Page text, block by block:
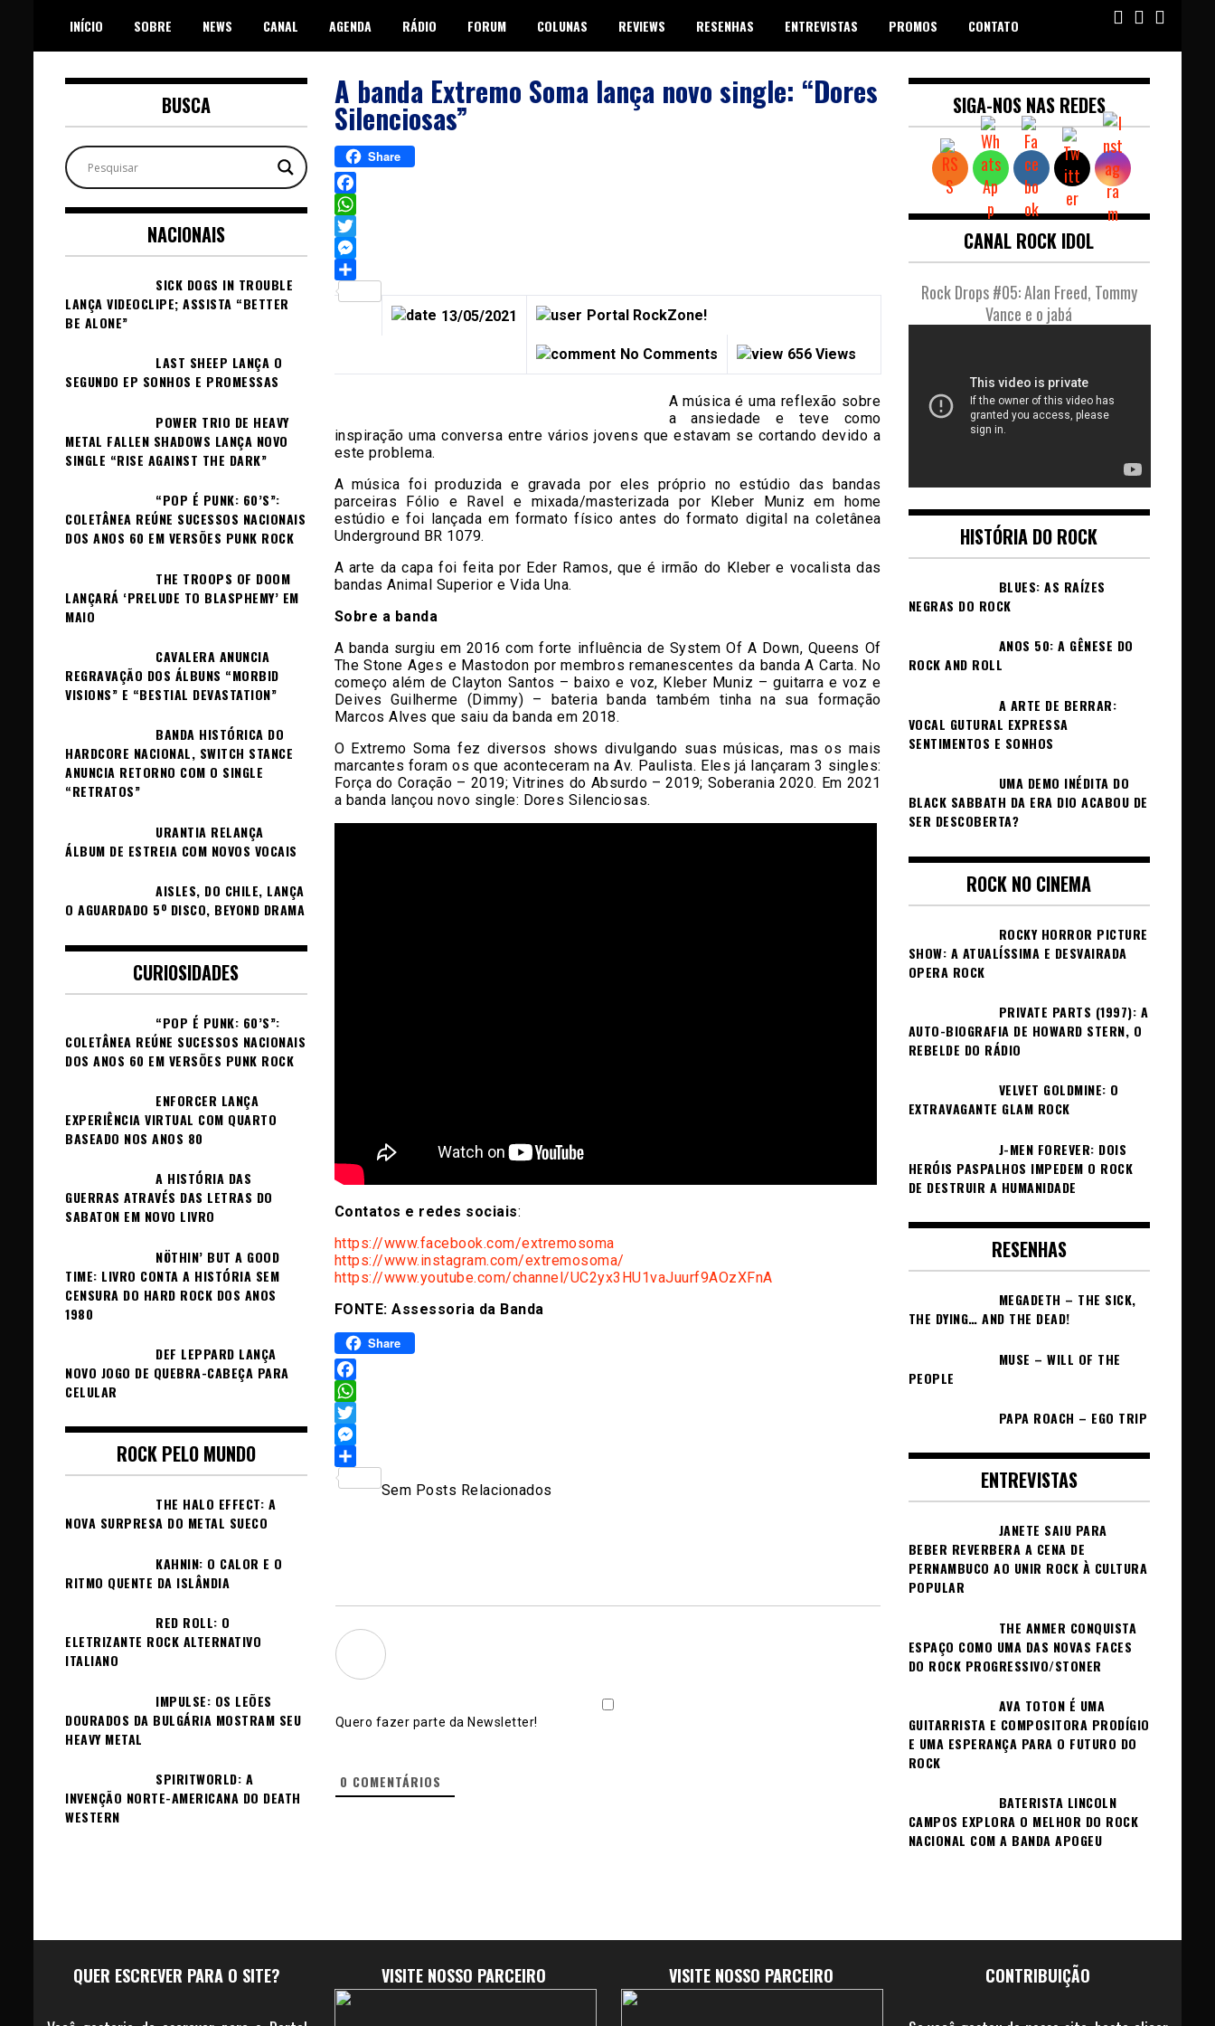
content
INÍCIO SOBRE NEWS CANAL AGENDA RÁDIO FORUM COLUNAS REVIEWS RESENHAS ENTREVISTAS PROMOS CONTATO
A banda Extremo Soma lança novo single: “Dores
Silenciosas”
Share
Facebook
WhatsApp
Twitter
Messenger
Share
13/05/2021 Portal RockZone!
No Comments 656 Views
A música é uma reflexão sobre
a ansiedade e teve como
inspiração uma conversa entre vários jovens que estavam se cortando devido a
este problema.
A música foi produzida e gravada por eles próprio no estúdio das bandas
parceiras Fólio e Ravel e mixada/masterizada por Kleber Muniz em home
estúdio e foi lançada em formato físico antes do formato digital na coletânea
Underground BR 1079.
A arte da capa foi feita por Eder Ramos, que é irmão do Kleber e vocalista das
bandas Animal Superior e Vida Una.
Sobre a banda
A banda surgiu em 2016 com forte influência de System Of A Down, Queens Of
The Stone Ages e Mastodon por membros remanescentes da banda A Carta. No
começo além de Clayton Santos – baixo e voz, Kleber Muniz – guitarra e voz e
Deives Guilherme (Dimmy) – bateria banda também tinha na sua formação
Marcos Alves que saiu da banda em 2018.
O Extremo Soma fez diversos shows divulgando suas músicas, mas os mais
marcantes foram os que aconteceram na Av. Paulista. Eles já lançaram 3 singles:
Força do Coração – 2019; Vitrines do Absurdo – 2019; Soberania 2020. Em 2021
a banda lançou novo single: Dores Silenciosas.
Contatos e redes sociais:
https://www.facebook.com/extremosoma
https://www.instagram.com/extremosoma/
https://www.youtube.com/channel/UC2yx3HU1vaJuurf9AOzXFnA
FONTE: Assessoria da Banda
Share
Facebook
WhatsApp
Twitter
Messenger
Sem Posts Relacionados
Quero fazer parte da Newsletter!
0 COMENTÁRIOS
BUSCA
NACIONAIS
SICK DOGS IN TROUBLE
LANÇA VIDEOCLIPE; ASSISTA “BETTER
BE ALONE”
LAST SHEEP LANÇA O
SEGUNDO EP SONHOS E PROMESSAS
POWER TRIO DE HEAVY
METAL FALLEN SHADOWS LANÇA NOVO
SINGLE “RISE AGAINST THE DARK”
“POP É PUNK: 60’S”:
COLETÂNEA REÚNE SUCESSOS NACIONAIS
DOS ANOS 60 EM VERSÕES PUNK ROCK
THE TROOPS OF DOOM
LANÇARÁ ‘PRELUDE TO BLASPHEMY’ EM
MAIO
CAVALERA ANUNCIA
REGRAVAÇÃO DOS ÁLBUNS “MORBID
VISIONS” E “BESTIAL DEVASTATION”
BANDA HISTÓRICA DO
HARDCORE NACIONAL, SWITCH STANCE
ANUNCIA RETORNO COM O SINGLE
“RETRATOS”
URANTIA RELANÇA
ÁLBUM DE ESTREIA COM NOVOS VOCAIS
AISLES, DO CHILE, LANÇA
O AGUARDADO 5º DISCO, BEYOND DRAMA
CURIOSIDADES
“POP É PUNK: 60’S”:
COLETÂNEA REÚNE SUCESSOS NACIONAIS
DOS ANOS 60 EM VERSÕES PUNK ROCK
ENFORCER LANÇA
EXPERIÊNCIA VIRTUAL COM QUARTO
BASEADO NOS ANOS 80
A HISTÓRIA DAS
GUERRAS ATRAVÉS DAS LETRAS DO
SABATON EM NOVO LIVRO
NÖTHIN’ BUT A GOOD
TIME: LIVRO CONTA A HISTÓRIA SEM
CENSURA DO HARD ROCK DOS ANOS
1980
DEF LEPPARD LANÇA
NOVO JOGO DE QUEBRA-CABEÇA PARA
CELULAR
ROCK PELO MUNDO
THE HALO EFFECT: A
NOVA SURPRESA DO METAL SUECO
KAHNIN: O CALOR E O
RITMO QUENTE DA ISLÂNDIA
RED ROLL: O
ELETRIZANTE ROCK ALTERNATIVO
ITALIANO
IMPULSE: OS LEÕES
DOURADOS DA BULGÁRIA MOSTRAM SEU
HEAVY METAL
SPIRITWORLD: A
INVENÇÃO NORTE-AMERICANA DO DEATH
WESTERN
SIGA-NOS NAS REDES
CANAL ROCK IDOL
Rock Drops #05: Alan Freed, Tommy
Vance e o jabá
HISTÓRIA DO ROCK
BLUES: AS RAÍZES
NEGRAS DO ROCK
ANOS 50: A GÊNESE DO
ROCK AND ROLL
A ARTE DE BERRAR:
VOCAL GUTURAL EXPRESSA
SENTIMENTOS E SONHOS
UMA DEMO INÉDITA DO
BLACK SABBATH DA ERA DIO ACABOU DE
SER DESCOBERTA?
ROCK NO CINEMA
ROCKY HORROR PICTURE
SHOW: A ATUALÍSSIMA E DESVAIRADA
OPERA ROCK
PRIVATE PARTS (1997): A
AUTO-BIOGRAFIA DE HOWARD STERN, O
REBELDE DO RÁDIO
VELVET GOLDMINE: O
EXTRAVAGANTE GLAM ROCK
J-MEN FOREVER: DOIS
HERÓIS PASPALHOS IMPEDEM O ROCK
DE DESTRUIR A HUMANIDADE
RESENHAS
MEGADETH – THE SICK,
THE DYING… AND THE DEAD!
MUSE – WILL OF THE
PEOPLE
PAPA ROACH – EGO TRIP
ENTREVISTAS
JANETE SAIU PARA
BEBER REVERBERA A CENA DE
PERNAMBUCO AO UNIR ROCK À CULTURA
POPULAR
THE ANMER CONQUISTA
ESPAÇO COMO UMA DAS NOVAS FACES
DO ROCK PROGRESSIVO/STONER
AVA TOTON É UMA
GUITARRISTA E COMPOSITORA PRODÍGIO
E UMA ESPERANÇA PARA O FUTURO DO
ROCK
BATERISTA LINCOLN
CAMPOS EXPLORA O MELHOR DO ROCK
NACIONAL COM A BANDA APOGEU
QUER ESCREVER PARA O SITE? VISITE NOSSO PARCEIRO VISITE NOSSO PARCEIRO CONTRIBUIÇÃO